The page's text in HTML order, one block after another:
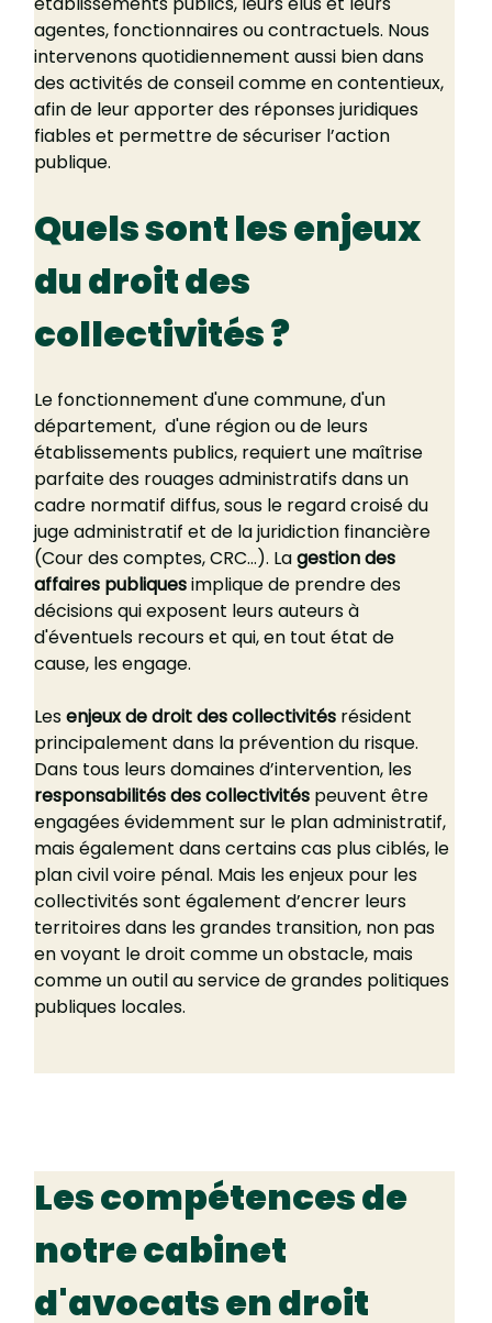
agentes, fonctionnaires ou contractuels. Nous
intervenons quotidiennement aussi bien dans
des activités de conseil comme en contentieux,
afin de leur apporter des réponses juridiques
fiables et permettre de sécuriser l’action
publique.
Quels sont les enjeux
du droit des
collectivités ?
Le fonctionnement d'une commune, d'un
département,  d'une région ou de leurs
établissements publics, requiert une maîtrise
parfaite des rouages administratifs dans un
cadre normatif diffus, sous le regard croisé du
juge administratif et de la juridiction financière
(Cour des comptes, CRC…). La gestion des
affaires publiques implique de prendre des
décisions qui exposent leurs auteurs à
d'éventuels recours et qui, en tout état de
cause, les engage.
Les enjeux de droit des collectivités résident
principalement dans la prévention du risque.
Dans tous leurs domaines d’intervention, les
responsabilités des collectivités peuvent être
engagées évidemment sur le plan administratif,
mais également dans certains cas plus ciblés, le
plan civil voire pénal. Mais les enjeux pour les
collectivités sont également d’encrer leurs
territoires dans les grandes transition, non pas
en voyant le droit comme un obstacle, mais
comme un outil au service de grandes politiques
publiques locales.
Les compétences de
notre cabinet
d'avocats en droit